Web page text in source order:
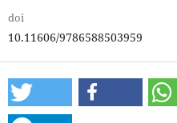
doi
10.11606/9786588503959